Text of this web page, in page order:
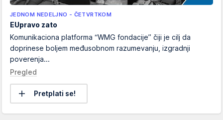
JEDNOM NEDELJNO - ČETVRTKOM
EUpravo zato
Komunikaciona platforma “WMG fondacije” čiji je cilj da
doprinese boljem međusobnom razumevanju, izgradnji
poverenja...
Pregled
Pretplati se!